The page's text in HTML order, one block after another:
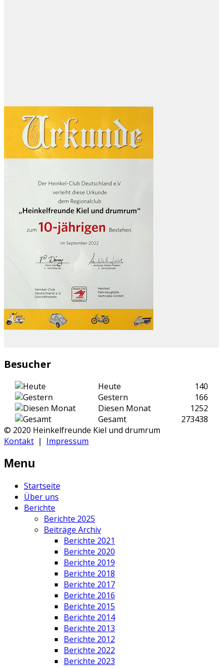
Besucher
Heute
140
Gestern
166
Diesen Monat
1252
Gesamt
273438
© 2020 Heinkelfreunde Kiel und drumrum
Kontakt | Impressum
Menu
Startseite
Über uns
Berichte
Berichte 2025
Beiträge Archiv
Berichte 2021
Berichte 2020
Berichte 2019
Berichte 2018
Berichte 2017
Berichte 2016
Berichte 2015
Berichte 2014
Berichte 2013
Berichte 2012
Berichte 2022
Berichte 2023